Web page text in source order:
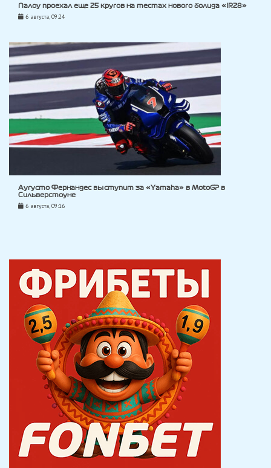
Палоу проехал еще 25 кругов на тестах нового болида «IR28»
6 августа, 09:24
Аугусто Фернандес выступит за «Yamaha» в MotoGP в
Сильверстоуне
6 августа, 09:16